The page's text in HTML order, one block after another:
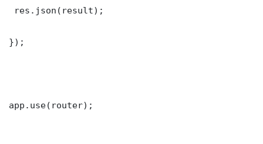
res.json(result);
});
app.use(router);